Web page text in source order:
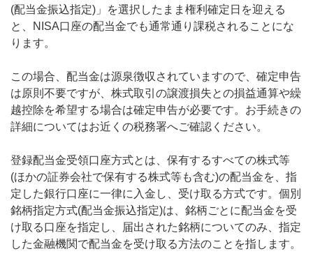
(配当金振込指定)」を選択したまま権利確定日を迎える
と、NISA口座の配当金でも通常通り課税されることにな
ります。
この場合、配当金は源泉徴収されていますので、確定申告
は原則不要ですが、株式取引の譲渡損失との損益通算や繰
越控除を希望する場合は確定申告が必要です。お手続きの
詳細についてはお近くの税務署へご確認ください。
登録配当金受領口座方式とは、保有するすべての株式等
(ほかの証券会社で保有する株式等も含む)の配当金を、指
定した銀行口座に一律に入金し、受け取る方式です。個別
銘柄指定方式(配当金振込指定)は、銘柄ごとに配当金を受
け取る口座を指定し、届出された銘柄についてのみ、指定
した金融機関で配当金を受け取る方法のことを指します。